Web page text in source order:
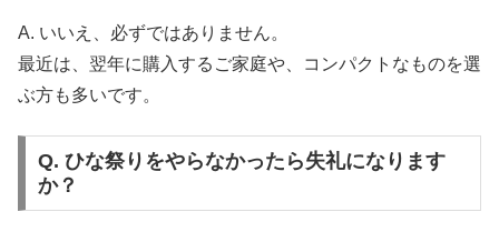
A. いいえ、必ずではありません。
最近は、翌年に購入するご家庭や、コンパクトなものを選
ぶ方も多いです。
Q. ひな祭りをやらなかったら失礼になります
か？